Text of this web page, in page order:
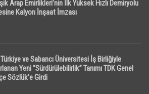
Arap Emirlikleri’nin İlk Yüksek Hızlı Demiryolu
Kalyon İnşaat İmzası
ve Sabancı Üniversitesi İş Birliğiyle
Yeni “Sürdürülebilirlik” Tanımı TDK Genel
Sözlük’e Girdi